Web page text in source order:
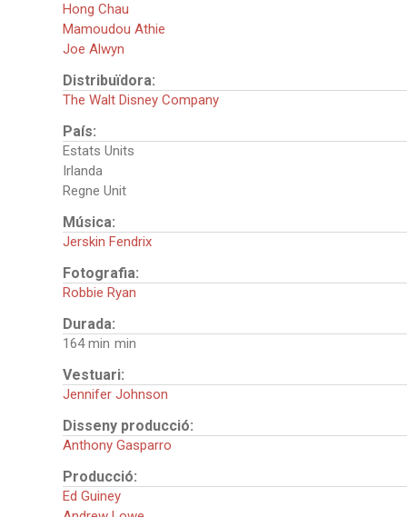
Hong Chau
Mamoudou Athie
Joe Alwyn
Distribuïdora:
The Walt Disney Company
País:
Estats Units
Irlanda
Regne Unit
Música:
Jerskin Fendrix
Fotografia:
Robbie Ryan
Durada:
164 min
Vestuari:
Jennifer Johnson
Disseny producció:
Anthony Gasparro
Producció:
Ed Guiney